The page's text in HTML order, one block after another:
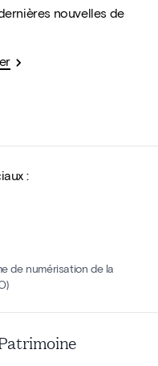
nouvelles de
:
de numérisation de la